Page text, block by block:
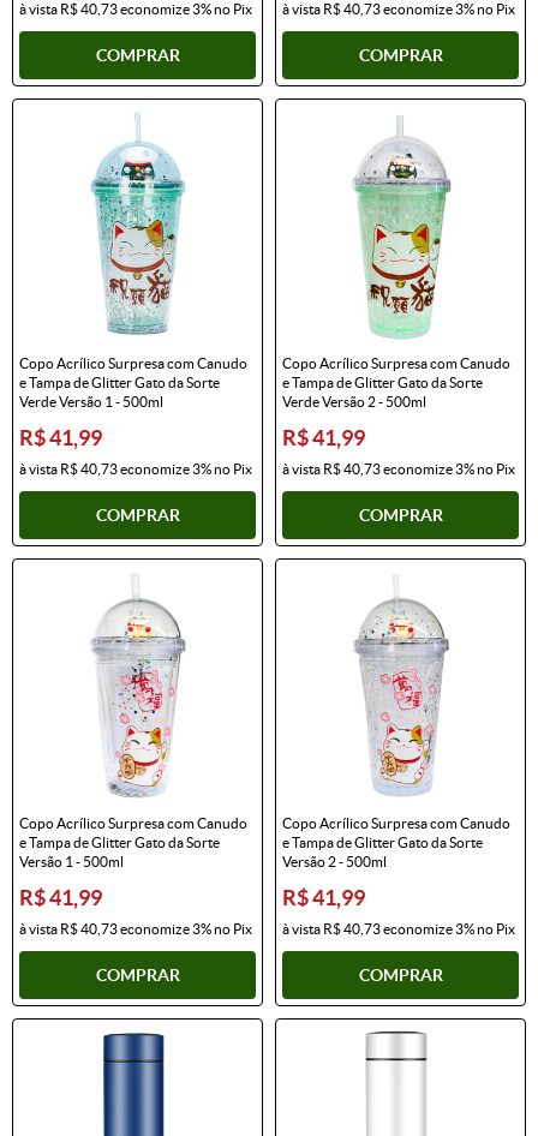
à vista R$ 40,73economize3%no Pix
COMPRAR
à vista R$ 40,73economize3%no Pix
COMPRAR
Copo Acrílico Surpresa com Canudo
e Tampa de Glitter Gato da Sorte
Verde Versão 1 - 500ml
R$ 41,99
à vista R$ 40,73economize3%no Pix
COMPRAR
Copo Acrílico Surpresa com Canudo
e Tampa de Glitter Gato da Sorte
Verde Versão 2 - 500ml
R$ 41,99
à vista R$ 40,73economize3%no Pix
COMPRAR
Copo Acrílico Surpresa com Canudo
e Tampa de Glitter Gato da Sorte
Versão 1 - 500ml
R$ 41,99
à vista R$ 40,73economize3%no Pix
COMPRAR
Copo Acrílico Surpresa com Canudo
e Tampa de Glitter Gato da Sorte
Versão 2 - 500ml
R$ 41,99
à vista R$ 40,73economize3%no Pix
COMPRAR